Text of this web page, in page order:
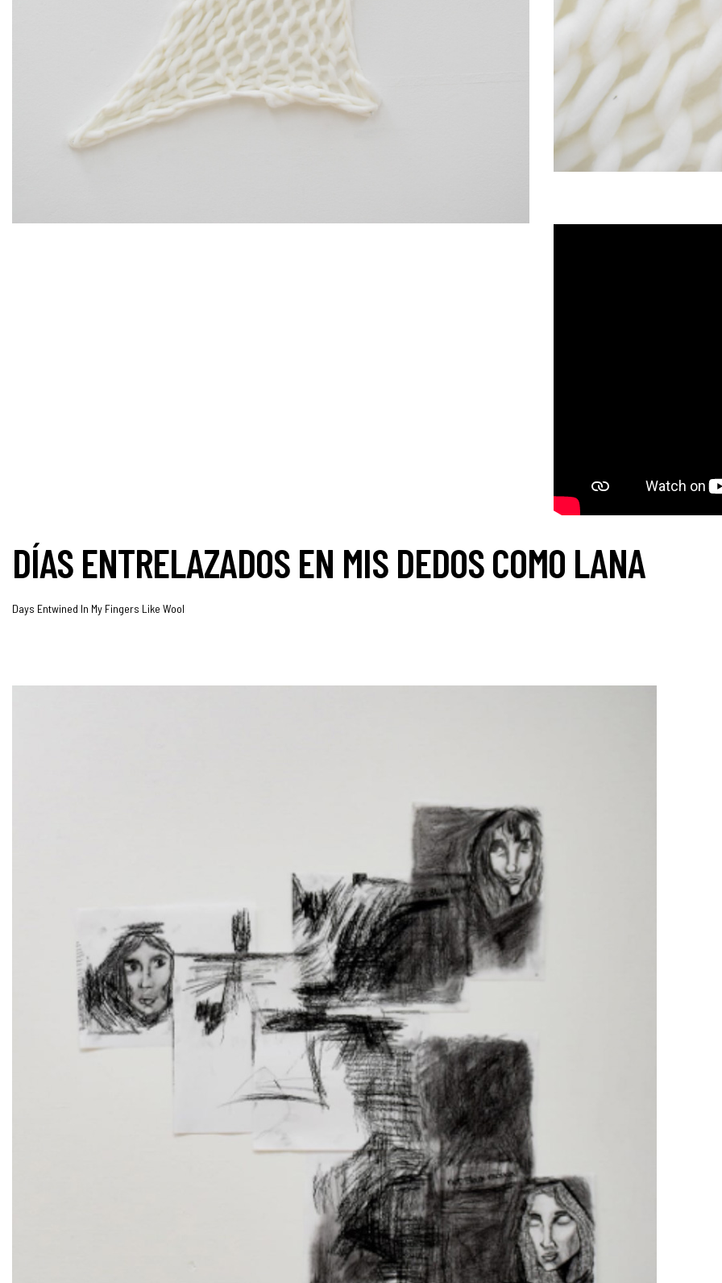
DÍAS ENTRELAZADOS EN MIS DEDOS COMO LANA
Days Entwined In My Fingers Like Wool